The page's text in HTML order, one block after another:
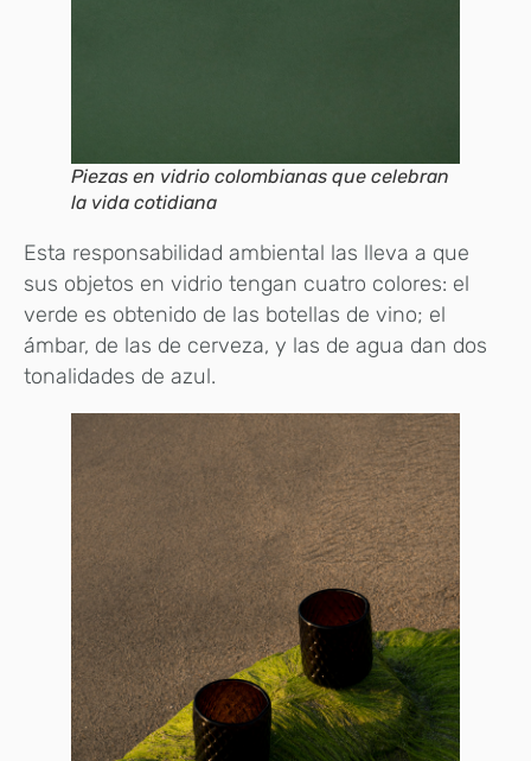
Piezas en vidrio colombianas que celebran
la vida cotidiana
Esta responsabilidad ambiental las lleva a que
sus objetos en vidrio tengan cuatro colores: el
verde es obtenido de las botellas de vino; el
ámbar, de las de cerveza, y las de agua dan dos
tonalidades de azul.